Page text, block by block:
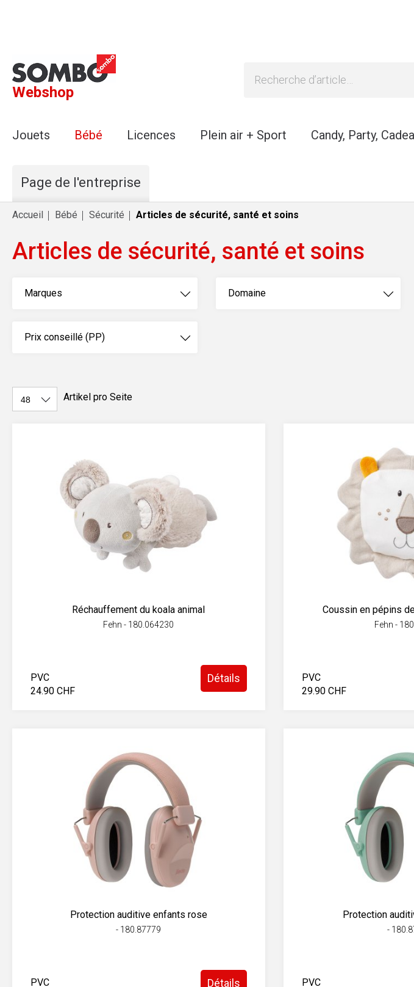
Webshop
Jouets Bébé Licences Plein air + Sport Candy, Party,
Page de l'entreprise
Accueil Bébé Sécurité Articles de sécurité, santé et soins
Articles de sécurité, santé et soins
Marques Domaine
Prix conseillé (PP)
Artikel pro Seite
Réchauffement du koala animal
Fehn - 180.064230
PVC
24.90 CHF
Détails
Coussin en pépins
Fehn -
PVC
29.90 CHF
Protection auditive enfants rose
- 180.87779
PVC
Détails
Protection
-
PVC